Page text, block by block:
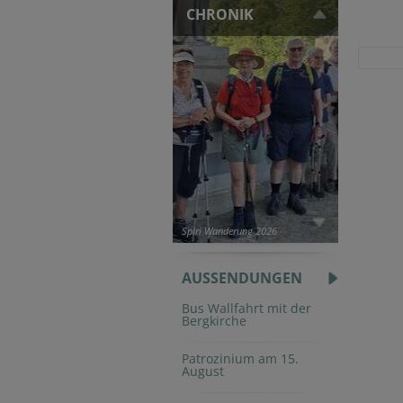
CHRONIK
Spiri Wanderung 2026
AUSSENDUNGEN
Bus Wallfahrt mit der
Bergkirche
Patrozinium am 15.
August